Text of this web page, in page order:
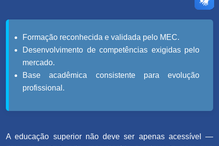
Formação reconhecida e validada pelo MEC.
Desenvolvimento de competências exigidas pelo
mercado.
Base acadêmica consistente para evolução
profissional.
A educação superior não deve ser apenas acessível —